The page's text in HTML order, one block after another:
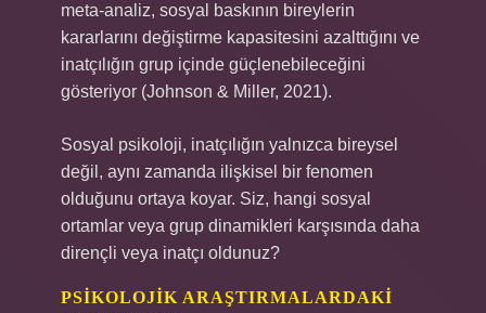
meta-analiz, sosyal baskının bireylerin
kararlarını değiştirme kapasitesini azalttığını ve
inatçılığın grup içinde güçlenebileceğini
gösteriyor (Johnson & Miller, 2021).
Sosyal psikoloji, inatçılığın yalnızca bireysel
değil, aynı zamanda ilişkisel bir fenomen
olduğunu ortaya koyar. Siz, hangi sosyal
ortamlar veya grup dinamikleri karşısında daha
dirençli veya inatçı oldunuz?
PSIKOLOJIK ARAŞTIRMALARDAKI